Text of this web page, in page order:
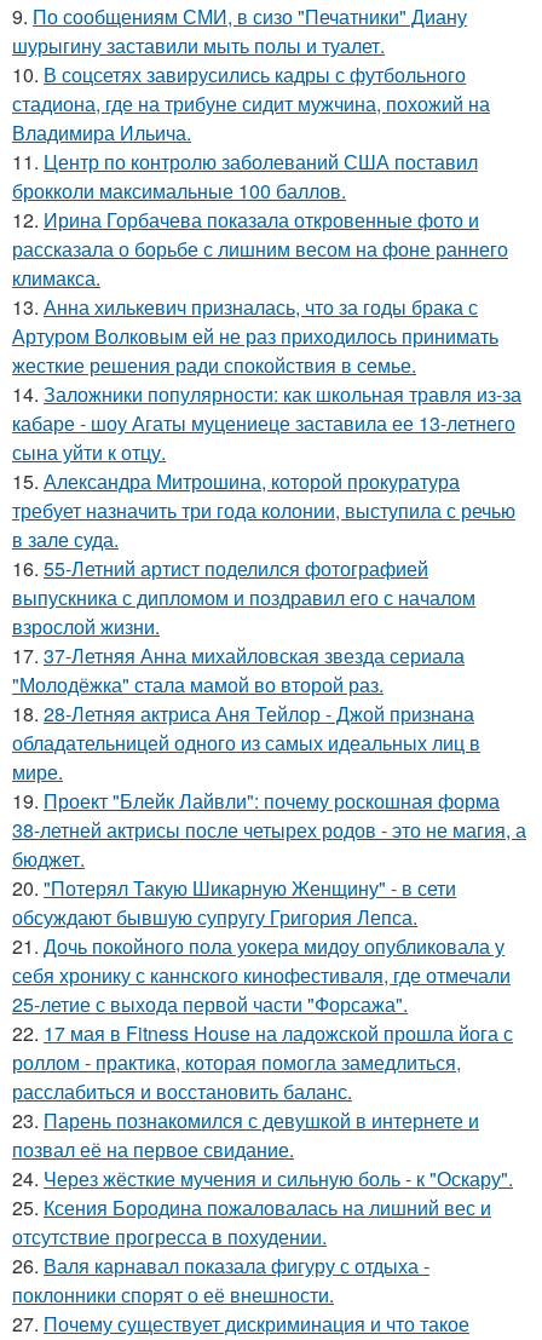
9. По сообщениям СМИ, в сизо "Печатники" Диану
шурыгину заставили мыть полы и туалет.
10. В соцсетях завирусились кадры с футбольного
стадиона, где на трибуне сидит мужчина, похожий на
Владимира Ильича.
11. Центр по контролю заболеваний США поставил
брокколи максимальные 100 баллов.
12. Ирина Горбачева показала откровенные фото и
рассказала о борьбе с лишним весом на фоне раннего
климакса.
13. Анна хилькевич призналась, что за годы брака с
Артуром Волковым ей не раз приходилось принимать
жесткие решения ради спокойствия в семье.
14. Заложники популярности: как школьная травля из-за
кабаре - шоу Агаты муцениеце заставила ее 13-летнего
сына уйти к отцу.
15. Александра Митрошина, которой прокуратура
требует назначить три года колонии, выступила с речью
в зале суда.
16. 55-Летний артист поделился фотографией
выпускника с дипломом и поздравил его с началом
взрослой жизни.
17. 37-Летняя Анна михайловская звезда сериала
"Молодёжка" стала мамой во второй раз.
18. 28-Летняя актриса Аня Тейлор - Джой признана
обладательницей одного из самых идеальных лиц в
мире.
19. Проект "Блейк Лайвли": почему роскошная форма
38-летней актрисы после четырех родов - это не магия, а
бюджет.
20. "Потерял Такую Шикарную Женщину" - в сети
обсуждают бывшую супругу Григория Лепса.
21. Дочь покойного пола уокера мидоу опубликовала у
себя хронику с каннского кинофестиваля, где отмечали
25-летие с выхода первой части "Форсажа".
22. 17 мая в Fitness House на ладожской прошла йога с
роллом - практика, которая помогла замедлиться,
расслабиться и восстановить баланс.
23. Парень познакомился с девушкой в интернете и
позвал её на первое свидание.
24. Через жёсткие мучения и сильную боль - к "Оскару".
25. Ксения Бородина пожаловалась на лишний вес и
отсутствие прогресса в похудении.
26. Валя карнавал показала фигуру с отдыха -
поклонники спорят о её внешности.
27. Почему существует дискриминация и что такое